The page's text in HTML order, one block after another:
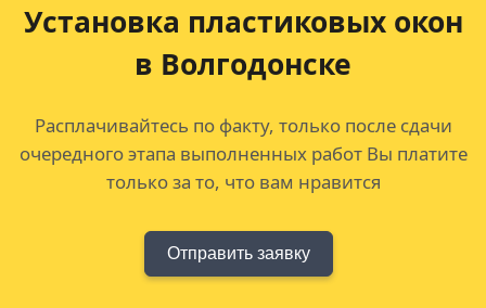
Установка пластиковых окон
в Волгодонске
Расплачивайтесь по факту, только после сдачи
очередного этапа выполненных работ Вы платите
только за то, что вам нравится
Отправить заявку